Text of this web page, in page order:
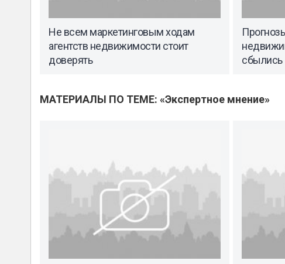
Не всем маркетинговым ходам
агентств недвижимости стоит
доверять
сбылись
МАТЕРИАЛЫ ПО ТЕМЕ: «Экспертное мнение»